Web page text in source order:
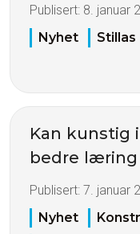
Publisert: 8. januar
Nyhet
Stillas
Kan kunstig
bedre
Publisert: 7. januar
Nyhet